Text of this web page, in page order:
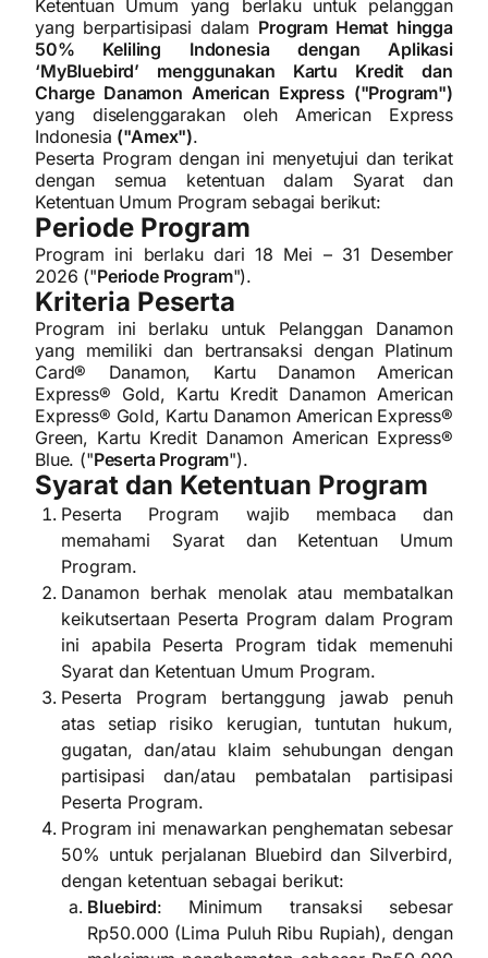
Ketentuan Umum yang berlaku untuk pelanggan
yang berpartisipasi dalam Program Hemat hingga
50% Keliling Indonesia dengan Aplikasi
‘MyBluebird’ menggunakan Kartu Kredit dan
Charge Danamon American Express ("Program")
yang diselenggarakan oleh American Express
Indonesia ("Amex").
Peserta Program dengan ini menyetujui dan terikat
dengan semua ketentuan dalam Syarat dan
Ketentuan Umum Program sebagai berikut:
Periode Program
Program ini berlaku dari 18 Mei – 31 Desember
2026 ("Periode Program").
Kriteria Peserta
Program ini berlaku untuk Pelanggan Danamon
yang memiliki dan bertransaksi dengan Platinum
Card® Danamon, Kartu Danamon American
Express® Gold, Kartu Kredit Danamon American
Express® Gold, Kartu Danamon American Express®
Green, Kartu Kredit Danamon American Express®
Blue. ("Peserta Program").
Syarat dan Ketentuan Program
Peserta Program wajib membaca dan
memahami Syarat dan Ketentuan Umum
Program.
Danamon berhak menolak atau membatalkan
keikutsertaan Peserta Program dalam Program
ini apabila Peserta Program tidak memenuhi
Syarat dan Ketentuan Umum Program.
Peserta Program bertanggung jawab penuh
atas setiap risiko kerugian, tuntutan hukum,
gugatan, dan/atau klaim sehubungan dengan
partisipasi dan/atau pembatalan partisipasi
Peserta Program.
Program ini menawarkan penghematan sebesar
50% untuk perjalanan Bluebird dan Silverbird,
dengan ketentuan sebagai berikut:
Bluebird: Minimum transaksi sebesar
Rp50.000 (Lima Puluh Ribu Rupiah), dengan